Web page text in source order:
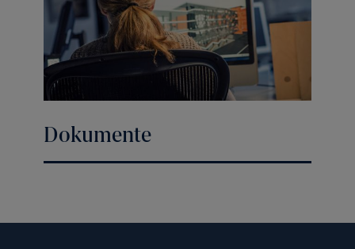
Dokumente